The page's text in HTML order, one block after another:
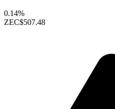
0.14%
ZEC$507.48